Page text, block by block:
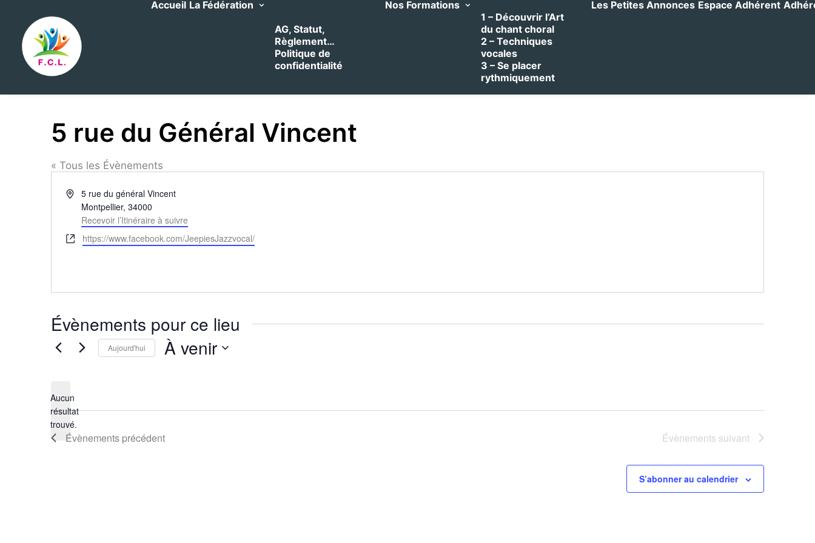
Accueil La Fédération
AG, Statut,
Règlement…
Politique de
confidentialité
Nos Formations
1 – Découvrir l’Art
du chant choral
2 – Techniques
vocales
3 – Se placer
rythmiquement
Les Petites Annonces Espace Adhérent
5 rue du Général Vincent
« Tous les Évènements
Adresse5 rue du général Vincent
Montpellier, 34000
Recevoir l’Itinéraire à suivre
Site
https://www.facebook.com/JeepiesJazzvocal/
Évènements pour ce lieu
Notice
Aucun
résultat
trouvé.
Aujourd'hui À venir
Évènements précédent Évènements suivant
S’abonner au calendrier